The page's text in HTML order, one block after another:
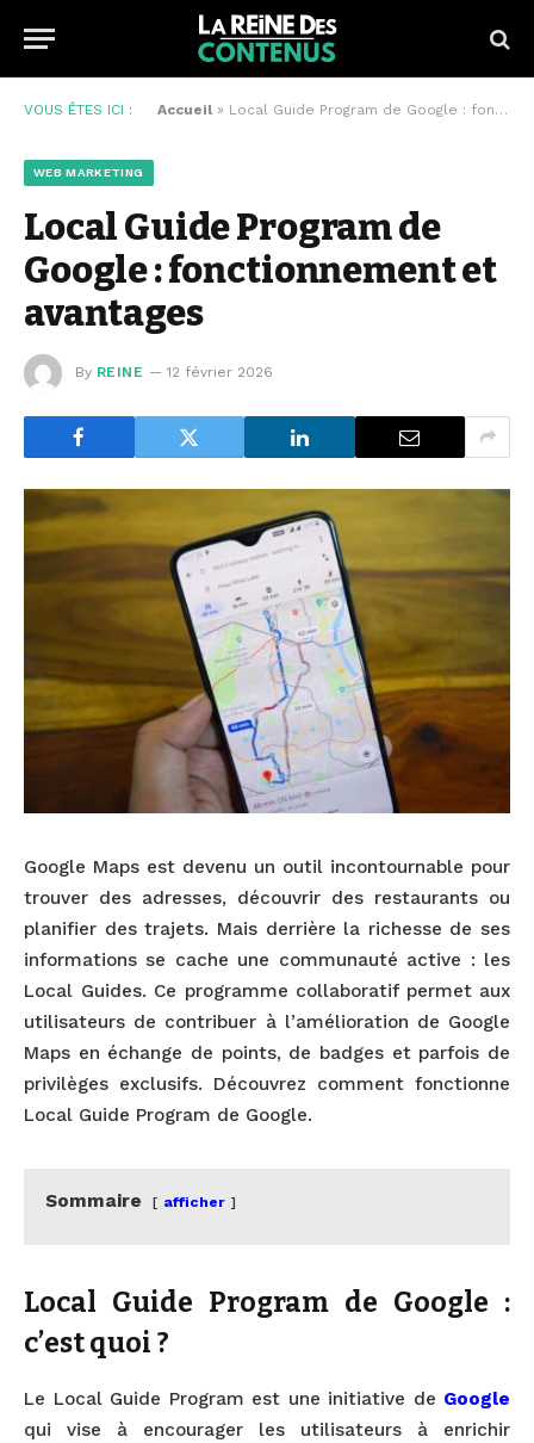
VOUS ÊTES ICI : Accueil » Local Guide Program de Google : fonctionnement et avantages
WEB MARKETING
Local Guide Program de
Google : fonctionnement et
avantages
By REINE 12 février 2026
Google Maps est devenu un outil incontournable pour
trouver des adresses, découvrir des restaurants ou
planifier des trajets. Mais derrière la richesse de ses
informations se cache une communauté active : les
Local Guides. Ce programme collaboratif permet aux
utilisateurs de contribuer à l’amélioration de Google
Maps en échange de points, de badges et parfois de
privilèges exclusifs. Découvrez comment fonctionne
Local Guide Program de Google.
Sommaire afficher
Local Guide Program de Google :
c’est quoi ?
Le Local Guide Program est une initiative de Google
qui vise à encourager les utilisateurs à enrichir